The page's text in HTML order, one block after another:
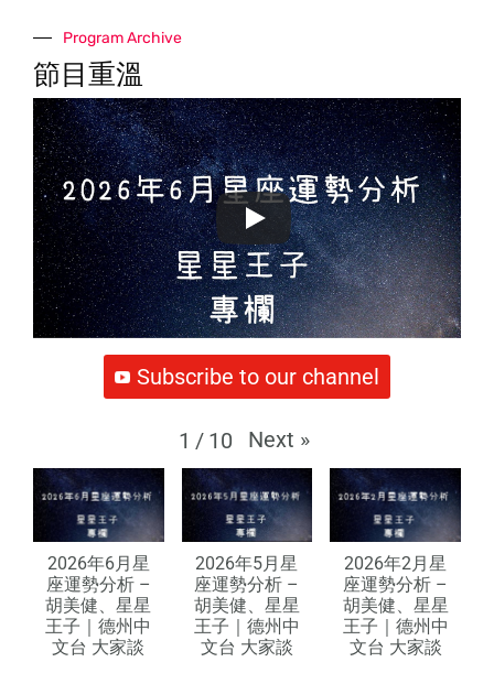
Program Archive
節目重溫
Subscribe to our channel
1 / 10 Next »
2026年6月星
座運勢分析 –
胡美健、星星
王子｜德州中
文台 大家談
2026年5月星
座運勢分析 –
胡美健、星星
王子｜德州中
文台 大家談
2026年2月星
座運勢分析 –
胡美健、星星
王子｜德州中
文台 大家談